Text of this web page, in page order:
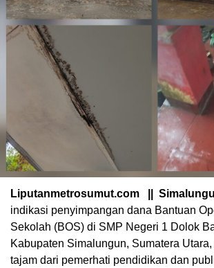
Liputanmetrosumut.com ||
indikasi penyimpangan dana Bantuan
Sekolah (BOS) di SMP Negeri 1 Dolok
Kabupaten Simalungun, Sumatera
tajam dari pemerhati pendidikan dan